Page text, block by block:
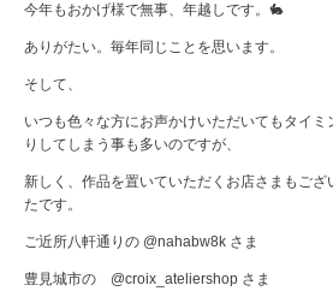
今年もおかげ様で無事、年越しです。🐇
ありがたい。毎年同じことを思います。
そして、
いつも色々な方にお声かけいただいてもタイ
りしてしまう事も多いのですが、
新しく、作品を置いていただくお店さまもご
たです。
ご近所八軒通りの @nahabw8k さま
豊見城市の @croix_ateliershop さま